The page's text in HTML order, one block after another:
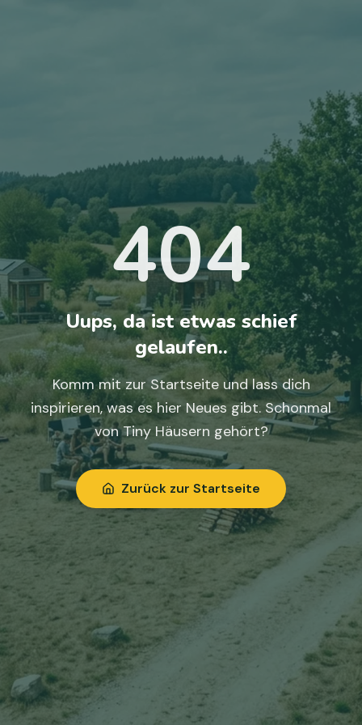
404
Uups, da ist etwas schief
gelaufen..
Komm mit zur Startseite und lass dich
inspirieren, was es hier Neues gibt. Schonmal
von Tiny Häusern gehört?
Zurück zur Startseite